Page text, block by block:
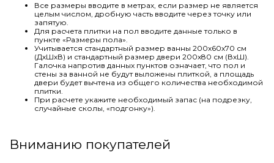
Все размеры вводите в метрах, если размер не является
целым числом, дробную часть вводите через точку или
запятую.
Для расчета плитки на пол вводите данные только в
пункте «Размеры пола».
Учитывается стандартный размер ванны 200х60х70 см
(ДхШхВ) и стандартный размер двери 200х80 см (ВхШ).
Галочка напротив данных пунктов означает, что пол и
стены за ванной не будут выложены плиткой, а площадь
двери будет вычтена из общего количества необходимой
плитки.
При расчете укажите необходимый запас (на подрезку,
случайные сколы, «подгонку»).
Вниманию покупателей